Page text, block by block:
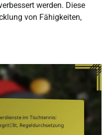
werden. Diese
von Fähigkeiten,